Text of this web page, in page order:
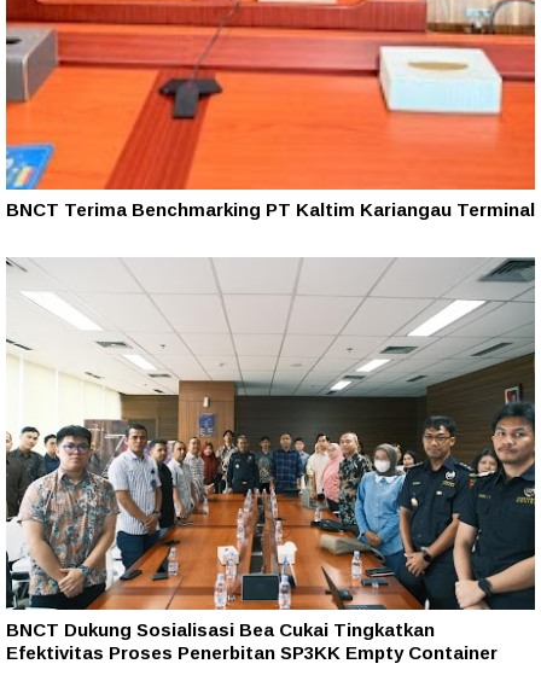
BNCT Terima Benchmarking PT Kaltim Kariangau Terminal
BNCT Dukung Sosialisasi Bea Cukai Tingkatkan
Efektivitas Proses Penerbitan SP3KK Empty Container